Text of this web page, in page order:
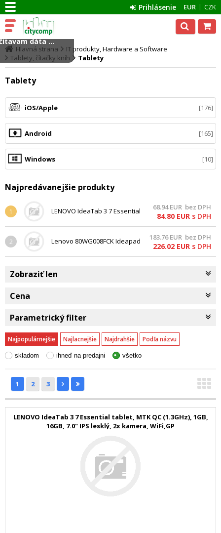
EUR CZK
Prihlásenie
Hlavná strana
IT produkty, Hardware a Software
Tablety, čítačky kníh
Tablety
Tablety
iOS/Apple 176
Android 165
Windows 10
Najpredávanejšie produkty
1
LENOVO IdeaTab 3 7 Essential
16GB, 7.0" IPS lesklý, 2x
kamera, WiFi,GP
68.94EUR bez DPH
84.80 EUR s DPH
2
Lenovo 80WG008FCK Ideapad
INT/ W10 sil
183.76EUR bez DPH
226.02 EUR s DPH
Zobraziť len
Cena
Parametrický filter
Najpopulárnejšie Najlacnejšie Najdrahšie Podľa názvu
skladom ihneď na predajni všetko
1 2 3
LENOVO IdeaTab 3 7 Essential tablet, MTK QC (1.3GHz), 1GB,
16GB, 7.0" IPS lesklý, 2x kamera, WiFi,GP
dáta ...